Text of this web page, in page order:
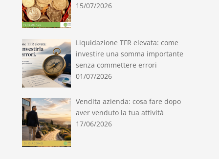
15/07/2026
Liquidazione TFR elevata: come
investire una somma importante
senza commettere errori
01/07/2026
Vendita azienda: cosa fare dopo
aver venduto la tua attività
17/06/2026